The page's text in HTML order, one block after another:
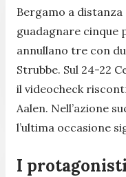
Bergamo a
guadagnare cinque
annullano tre con
Strubbe. Sul 24-22
il videocheck
Aalen. Nell’azione
l’ultima occasione
I